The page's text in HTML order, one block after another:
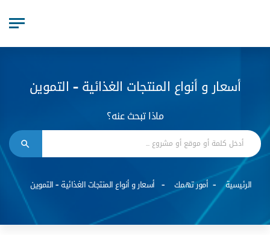
أسعار و أنواع المنتجات الغذائية - التموين
ماذا تبحث عنه؟
الرئيسية أمور تهمك أسعار و أنواع المنتجات الغذائية - التموين